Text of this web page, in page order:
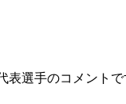
選手のコメントで